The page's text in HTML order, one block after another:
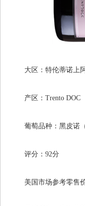
大区：特伦蒂诺上阿
产区：Trento DOC
葡萄品种：黑皮诺（
评分：92分
美国市场参考零售